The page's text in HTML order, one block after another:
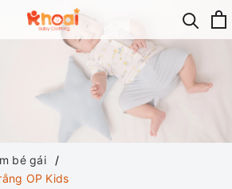
bé gái
OP Kids